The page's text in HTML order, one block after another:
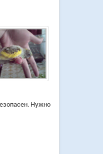
Нужно